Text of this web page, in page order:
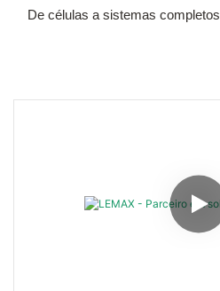
De células a sistemas